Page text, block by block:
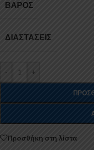
ΒΆΡΟΣ
ΔΙΑΣΤΆΣΕΙΣ
- +
Προσθήκη στη λίστα